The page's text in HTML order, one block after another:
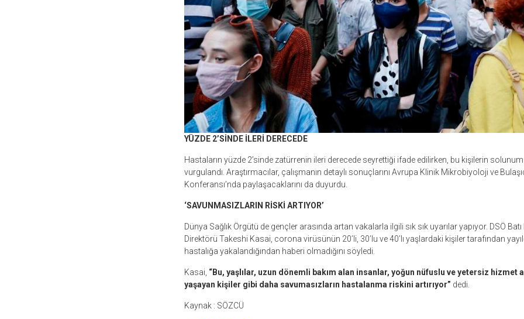
YÜZDE 2’SİNDE İLERİ DERECEDE
Hastaların yüzde 2’sinde zatürrenin ileri derecede seyrettiği ifade edilirken, bu kişilerin solunum
vurgulandı. Araştırmacılar, çalışmanın detaylı sonuçlarını Avrupa Klinik Mikrobiyoloji ve
Konferansı’nda paylaşacaklarını da duyurdu.
‘SAVUNMASIZLARIN RİSKİ ARTIYOR’
Dünya Sağlık Örgütü de gençler arasında artan vakalarla ilgili sık sık uyarılar yapıyor. DSÖ
Direktörü Takeshi Kasai, corona virüsünün 20’li, 30’lu ve 40’lı yaşlardaki kişiler tarafından
hastalığa yakalandığından haberi olmadığını söyledi.
Kasai, “Bu, yaşlılar, uzun dönemli bakım alan insanlar, yoğun nüfuslu ve yetersiz hizmet
yaşayan kişiler gibi daha savumasızların hastalanma riskini artırıyor” dedi.
Kaynak : SÖZCÜ